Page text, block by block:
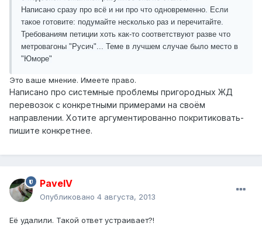
Написано сразу про всё и ни про что одновременно. Если
такое готовите: подумайте несколько раз и перечитайте.
Требованиям петиции хоть как-то соответствуют разве что
метровагоны "Русич"... Теме в лучшем случае было место в
"Юморе"
Это ваше мнение. Имеете право.
Написано про системные проблемы пригородных ЖД
перевозок с конкретными примерами на своём
направлении. Хотите аргументированно покритиковать-
пишите конкретнее.
PavelV
Опубликовано 4 августа, 2013
Её удалили. Такой ответ устраивает?!